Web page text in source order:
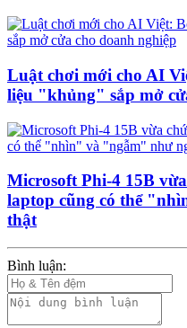
Luật chơi mới cho AI
liệu "khủng" sắp mở
Microsoft Phi-4 15B
laptop cũng có thể
thật
Bình luận: